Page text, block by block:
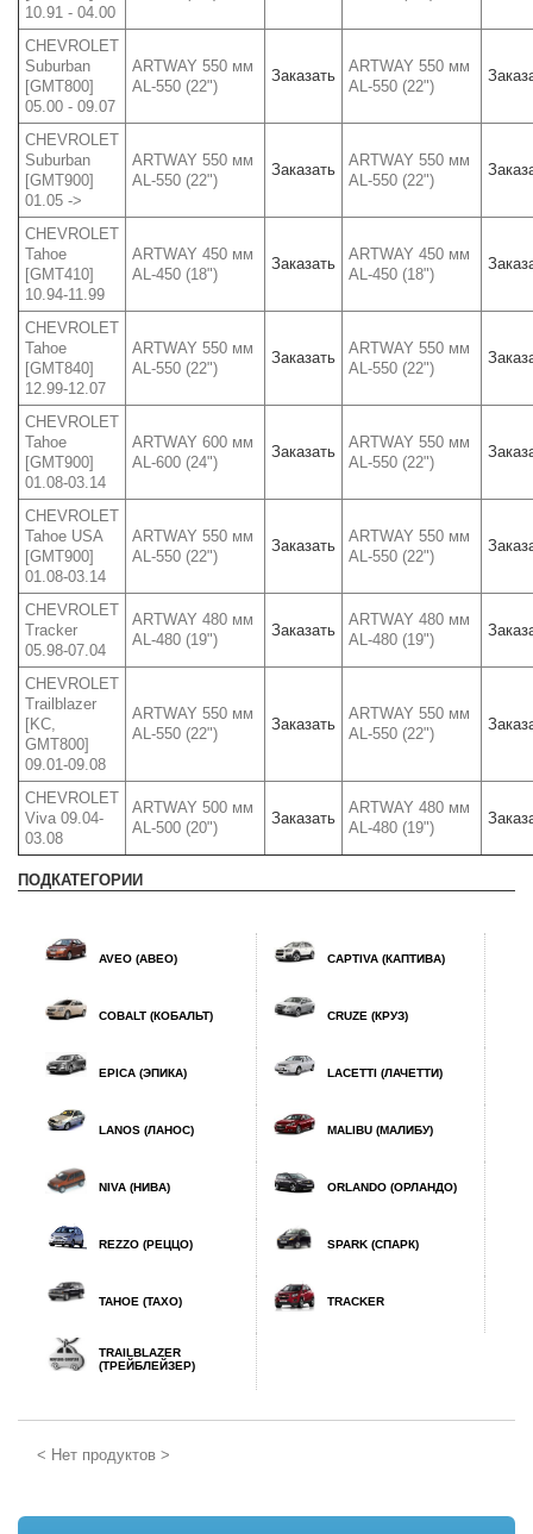
10.91 - 04.00
CHEVROLET
Suburban
[GMT800]
05.00 - 09.07
ARTWAY 550 мм
AL-550 (22")
Заказать
ARTWAY 550 мм
AL-550 (22")
CHEVROLET
Suburban
[GMT900]
01.05 ->
ARTWAY 550 мм
AL-550 (22")
Заказать
ARTWAY 550 мм
AL-550 (22")
CHEVROLET
Tahoe
[GMT410]
10.94-11.99
ARTWAY 450 мм
AL-450 (18")
Заказать
ARTWAY 450 мм
AL-450 (18")
CHEVROLET
Tahoe
[GMT840]
12.99-12.07
ARTWAY 550 мм
AL-550 (22")
Заказать
ARTWAY 550 мм
AL-550 (22")
CHEVROLET
Tahoe
[GMT900]
01.08-03.14
ARTWAY 600 мм
AL-600 (24")
Заказать
ARTWAY 550 мм
AL-550 (22")
CHEVROLET
Tahoe USA
[GMT900]
01.08-03.14
ARTWAY 550 мм
AL-550 (22")
Заказать
ARTWAY 550 мм
AL-550 (22")
CHEVROLET
Tracker
05.98-07.04
ARTWAY 480 мм
AL-480 (19")
Заказать
ARTWAY 480 мм
AL-480 (19")
CHEVROLET
Trailblazer
[KC,
GMT800]
09.01-09.08
ARTWAY 550 мм
AL-550 (22")
Заказать
ARTWAY 550 мм
AL-550 (22")
CHEVROLET
Viva 09.04-
03.08
ARTWAY 500 мм
AL-500 (20")
Заказать
ARTWAY 480 мм
AL-480 (19")
ПОДКАТЕГОРИИ
AVEO (АВЕО) CAPTIVA (КАПТИВА)
COBALT (КОБАЛЬТ) CRUZE (КРУЗ)
EPICA (ЭПИКА) LACETTI (ЛАЧЕТТИ)
LANOS (ЛАНОС) MALIBU (МАЛИБУ)
NIVA (НИВА) ORLANDO (ОРЛАНДО)
REZZO (РЕЦЦО) SPARK (СПАРК)
TAHOE (ТАХО) TRACKER
TRAILBLAZER
(ТРЕЙБЛЕЙЗЕР)
< Нет продуктов >